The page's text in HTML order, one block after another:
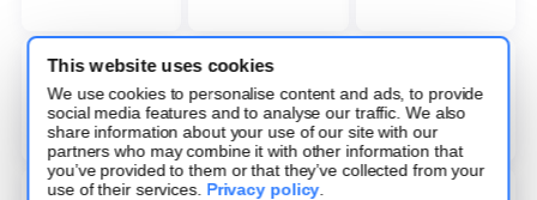
This website uses cookies
We use cookies to personalise content and ads, to provide
social media features and to analyse our traffic. We also
share information about your use of our site with our
partners who may combine it with other information that
you’ve provided to them or that they’ve collected from your
use of their services. Privacy policy.